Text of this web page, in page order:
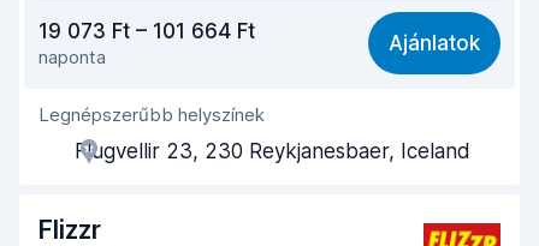
9,0
Könnyű megtalálás 8,7
Ügynöki segítőkészség
Az autó átvételéhez szükséges idő
Az autó leadásához szükséges idő 8,8
19 073 Ft – 101 664 Ft
naponta
Ajánlatok
Legnépszerűbb helyszínek
Flugvellir 23, 230 Reykjanesbaer, Iceland
Flizzr